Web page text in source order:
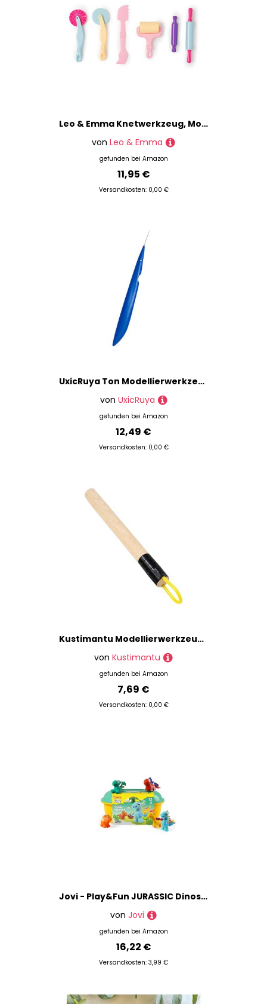
Leo & Emma Knetwerkzeug, Modellierwerkzeug Knete 6teilig hochwertig und robust für Kinderknete, Magic Sand, Knete Zubehör, Plastilin Werkzeuge, Küchenspielzeug Knete (Pastell)
von Leo & Emma
gefunden bei Amazon
11,95 €
Versandkosten: 0,00 €
UxicRuya Ton Modellierwerkzeug, Edelstahlspitzen, Leicht zu Reinigendes Ton Detailwerkzeug Zum Formen, Punktieren, Modellieren, Modellieren, Blau
von UxicRuya
gefunden bei Amazon
12,49 €
Versandkosten: 0,00 €
Kustimantu Modellierwerkzeuge für Ton – Zubehör für Keramikschießen | Modelliermaterial und Schaber für Kunstwerkstätten und Schulprojekte
von Kustimantu
gefunden bei Amazon
7,69 €
Versandkosten: 0,00 €
Jovi - Play&Fun JURASSIC Dinosaurierknete Set, 24 Tabletten à 15 g, 3 Schablonen mit Ausschnitten und 3 Modellierwerkzeuge, Geschenke und Bastelarbeiten für Kinder ab 3 Jahren (2201)
von Jovi
gefunden bei Amazon
16,22 €
Versandkosten: 3,99 €